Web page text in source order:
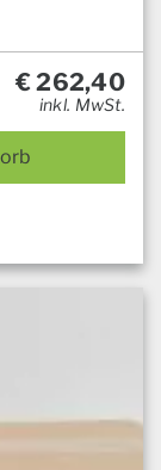
€262,40
inkl. MwSt.